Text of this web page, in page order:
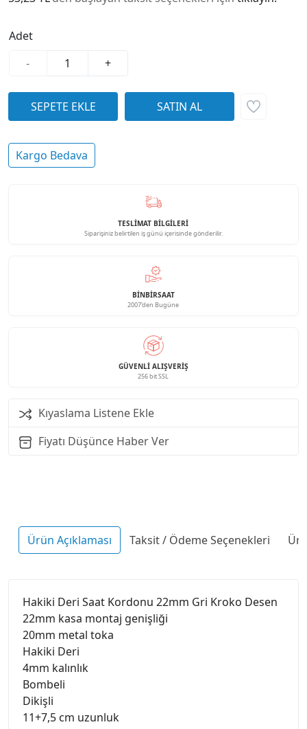
Adet
-
+
Kargo Bedava
TESLİMAT BİLGİLERİ
Siparişiniz belirtilen iş günü içerisinde gönderilir.
BINBIRSAAT
2007'den Bugüne
GÜVENLI ALIŞVERIŞ
256 bit SSL
Kıyaslama Listene Ekle
Fiyatı Düşünce Haber Ver
Ürün Açıklaması Taksit / Ödeme Seçenekleri
Hakiki Deri Saat Kordonu 22mm Gri Kroko Desen
22mm kasa montaj genişliği
20mm metal toka
Hakiki Deri
4mm kalınlık
Bombeli
Dikişli
11+7,5 cm uzunluk